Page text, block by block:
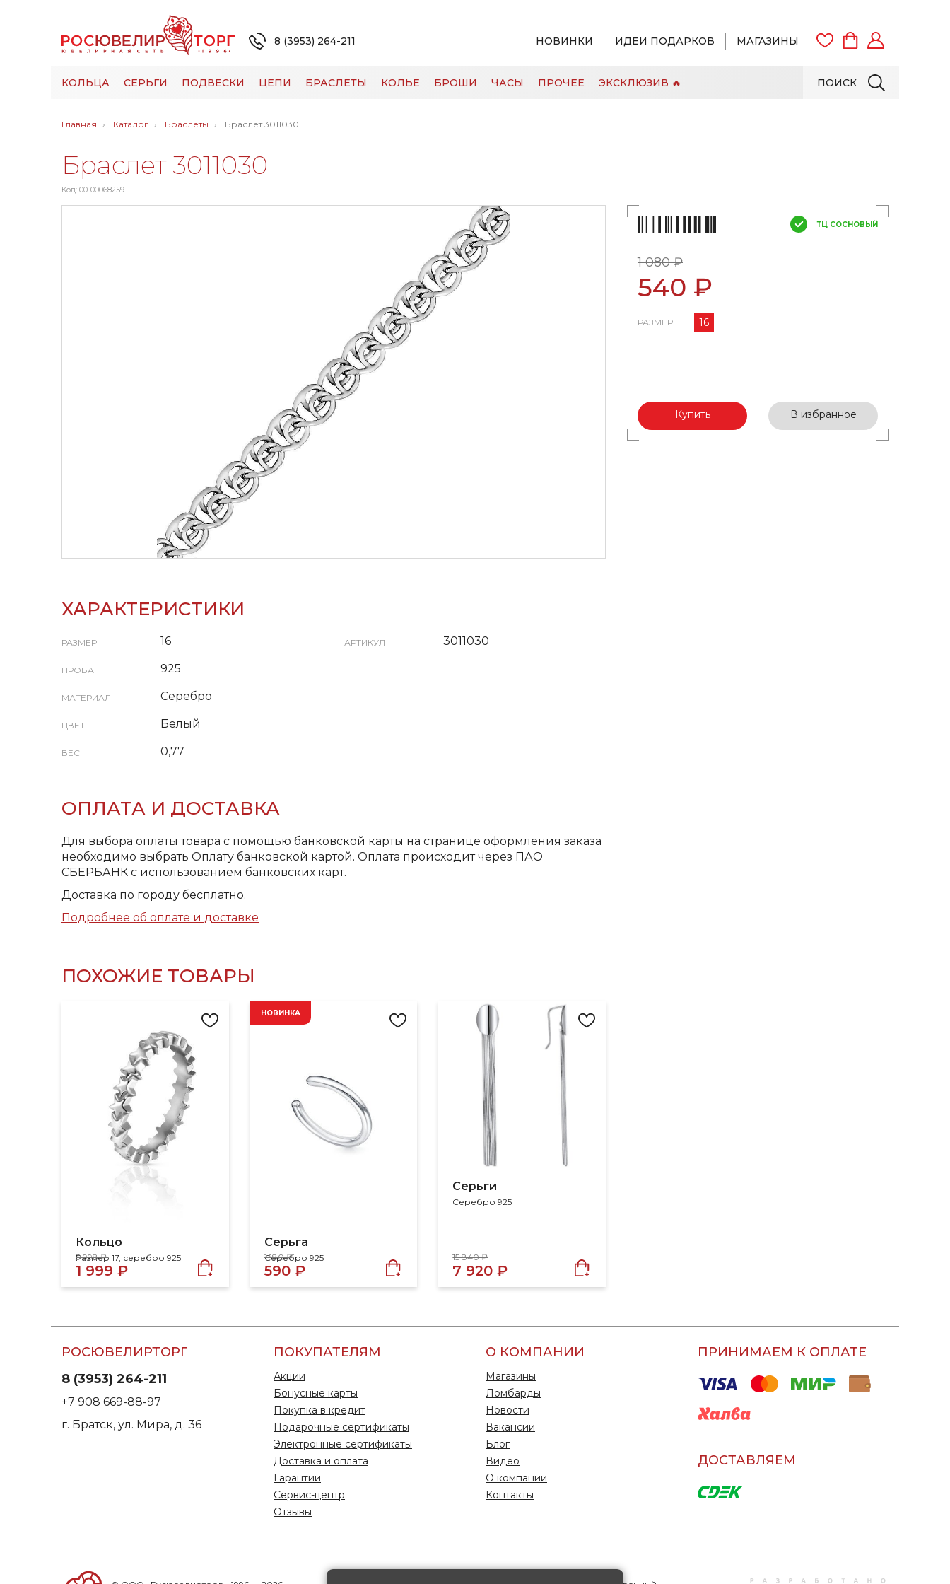
8 (3953) 264-211 НОВИНКИ ИДЕИ ПОДАРКОВ МАГАЗИНЫ
ПОИСК
КОЛЬЦА СЕРЬГИ ПОДВЕСКИ ЦЕПИ БРАСЛЕТЫ КОЛЬЕ БРОШИ ЧАСЫ ПРОЧЕЕ ЭКСКЛЮЗИВ 🔥
Главная Каталог Браслеты Браслет 3011030
Браслет 3011030
Код: 00-00068259
ХАРАКТЕРИСТИКИ
РАЗМЕР 16
ПРОБА 925
МАТЕРИАЛ Серебро
ЦВЕТ Белый
ВЕС 0,77
АРТИКУЛ 3011030
ОПЛАТА И ДОСТАВКА
Для выбора оплаты товара с помощью банковской карты на странице оформления заказа
необходимо выбрать Оплату банковской картой. Оплата происходит через ПАО
СБЕРБАНК с использованием банковских карт.
Доставка по городу бесплатно.
Подробнее об оплате и доставке
ПОХОЖИЕ ТОВАРЫ
Кольцо
Размер 17, серебро 925
3 998 ₽
1 999 ₽
Серьга
Серебро 925
НОВИНКА
1 180 ₽
590 ₽
Серьги
Серебро 925
15 840 ₽
7 920 ₽
ТЦ СОСНОВЫЙ
1 080 ₽
540 ₽
РАЗМЕР 16
Купить В избранное
РОСЮВЕЛИРТОРГ
8 (3953) 264-211
+7 908 669-88-97
г. Братск, ул. Мира, д. 36
ПОКУПАТЕЛЯМ
Акции
Бонусные карты
Покупка в кредит
Подарочные сертификаты
Электронные сертификаты
Доставка и оплата
Гарантии
Сервис-центр
Отзывы
О КОМПАНИИ
Магазины
Ломбарды
Новости
Вакансии
Блог
Видео
О компании
Контакты
ПРИНИМАЕМ К ОПЛАТЕ
ДОСТАВЛЯЕМ